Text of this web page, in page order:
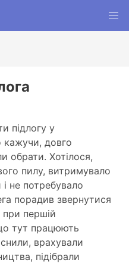
підлогу у
кажучи, довго
обрати. Хотілося,
пилу, витримувало
і не потребувало
порадив звернутися
першій
тут працюють
врахували
підібрали